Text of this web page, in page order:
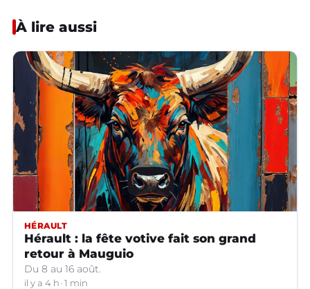
À lire aussi
HÉRAULT
Hérault : la fête votive fait son grand
retour à Mauguio
Du 8 au 16 août.
il y a 4 h 1 min